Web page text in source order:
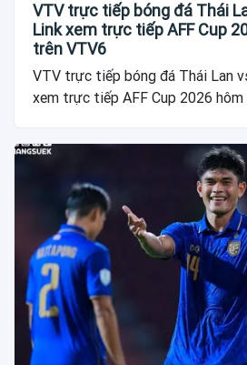
VTV trực tiếp bóng đá Thái
Link xem trực tiếp AFF Cup
trên VTV6
VTV trực tiếp bóng đá Thái Lan
xem trực tiếp AFF Cup 2026 hôm